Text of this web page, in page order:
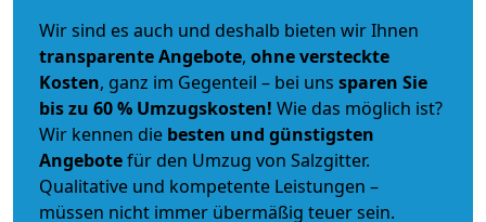
Wir sind es auch und deshalb bieten wir Ihnen
transparente Angebote, ohne versteckte
Kosten, ganz im Gegenteil – bei uns sparen Sie
bis zu 60 % Umzugskosten! Wie das möglich ist?
Wir kennen die besten und günstigsten
Angebotefür den Umzug von Salzgitter.
Qualitative und kompetente Leistungen –
müssen nicht immer übermäßig teuer sein.